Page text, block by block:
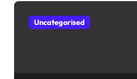
Uncategorised